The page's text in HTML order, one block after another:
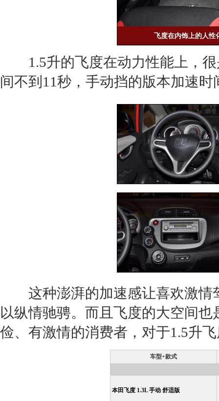
飞度在内饰上的人性
1.5升的飞度在动力性能上，
间不到11秒，手动挡的版本加速
这种澎湃的加速感让喜欢激情
以纵情驰骋。而且 飞度的大空间也
俭、有激情的消费者，对于1.5升
车型+款式
本田飞度 1.3L 手动 舒适版